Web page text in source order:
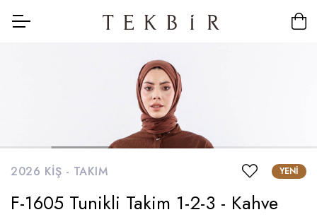
2026 KIŞ - TAKIM YENI
F-1605 Tunikli Takim 1-2-3 - Kahve